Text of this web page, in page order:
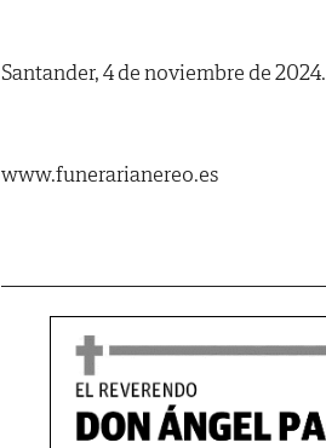
Santander, 4 de noviembre de 2024.
www.funerarianereo.es